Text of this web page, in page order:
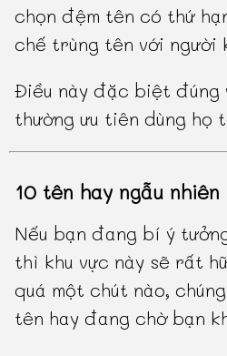
chọn đệm tên có thứ
chế trùng tên với người
Điều này đặc biệt đúng
thường ưu tiên dùng họ
10 tên hay ngẫu nhiên
Nếu bạn đang bí ý
thì khu vực này sẽ rất
quá một chút nào,
tên hay đang chờ bạn